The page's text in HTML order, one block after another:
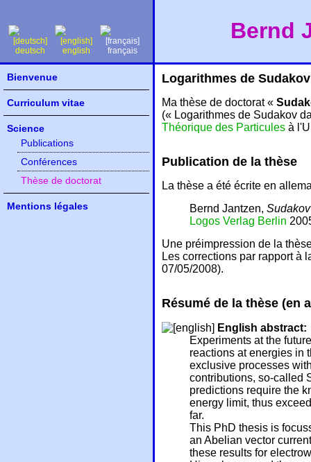
deutsch english français
Bernd
Bienvenue
Curriculum vitae
Science
Publications
Conférences
Thèse de doctorat
Mentions légales
Logarithmes de
Ma thèse de doctorat «
(« Logarithmes de Sudakov
Théorique des Particules à
Publication de la thèse
La thèse a été écrite en
Bernd Jantzen,
Logos Verlag Berlin
Une préimpression de la
Les corrections par rapport à
07/05/2008).
Résumé de la thèse (en
English abstract:
Experiments at the
reactions at energies in
exclusive processes
contributions, so-called
predictions require the
energy limit, thus
far.
This PhD thesis is
an Abelian vector
these results for